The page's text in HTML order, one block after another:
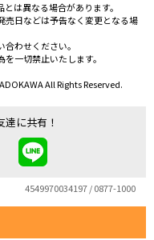
は異なる場合があります。
売日などは予告なく変更となる場
わせください。
一切禁止いたします。
All Rights Reserved.
達に共有！
4549970034197 / 0877-1000